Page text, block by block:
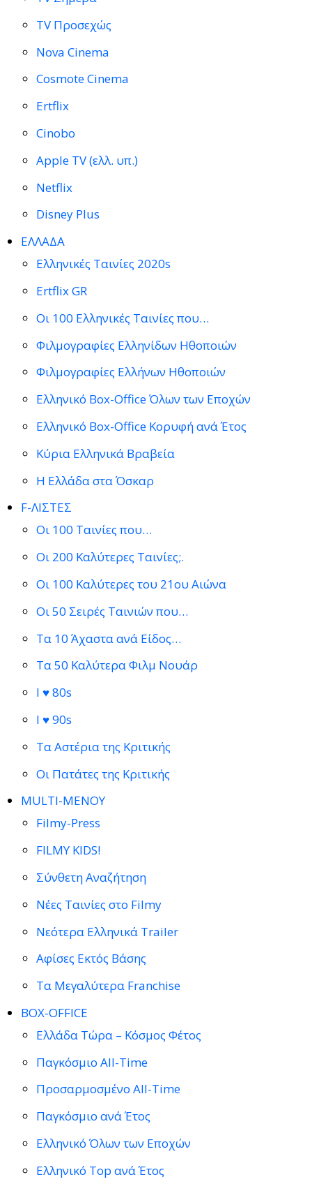
TV Προσεχώς
Nova Cinema
Cosmote Cinema
Ertflix
Cinobo
Apple TV (ελλ. υπ.)
Netflix
Disney Plus
ΕΛΛΑΔΑ
Ελληνικές Ταινίες 2020s
Ertflix GR
Οι 100 Ελληνικές Ταινίες που…
Φιλμογραφίες Ελληνίδων Ηθοποιών
Φιλμογραφίες Ελλήνων Ηθοποιών
Ελληνικό Box-Office Όλων των Εποχών
Ελληνικό Box-Office Κορυφή ανά Έτος
Κύρια Ελληνικά Βραβεία
Η Ελλάδα στα Όσκαρ
F-ΛΙΣΤΕΣ
Οι 100 Ταινίες που…
Οι 200 Καλύτερες Ταινίες;.
Οι 100 Καλύτερες του 21ου Αιώνα
Οι 50 Σειρές Ταινιών που…
Τα 10 Άχαστα ανά Είδος…
Τα 50 Καλύτερα Φιλμ Νουάρ
I ♥ 80s
I ♥ 90s
Τα Αστέρια της Κριτικής
Οι Πατάτες της Κριτικής
MULTI-ΜΕΝΟΥ
Filmy-Press
FILMY KIDS!
Σύνθετη Αναζήτηση
Νέες Ταινίες στο Filmy
Νεότερα Ελληνικά Trailer
Αφίσες Εκτός Βάσης
Τα Μεγαλύτερα Franchise
BOX-OFFICE
Ελλάδα Τώρα – Κόσμος Φέτος
Παγκόσμιο All-Time
Προσαρμοσμένο All-Time
Παγκόσμιο ανά Έτος
Ελληνικό Όλων των Εποχών
Ελληνικό Top ανά Έτος